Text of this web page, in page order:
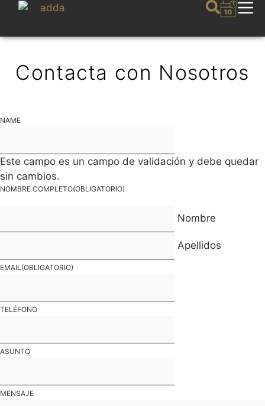
Contacta con Nosotros
NAME
Este campo es un campo de validación y debe quedar
sin cambios.
NOMBRE COMPLETO(OBLIGATORIO)
Nombre
Apellidos
EMAIL(OBLIGATORIO)
TELÉFONO
ASUNTO
MENSAJE